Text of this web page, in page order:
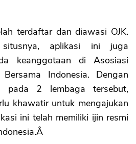
terdaftar dan diawasi OJK.
aplikasi ini juga
keanggotaan di Asosiasi
Indonesia. Dengan
pada 2 lembaga tersebut,
khawatir untuk mengajukan
ini telah memiliki ijin resmi